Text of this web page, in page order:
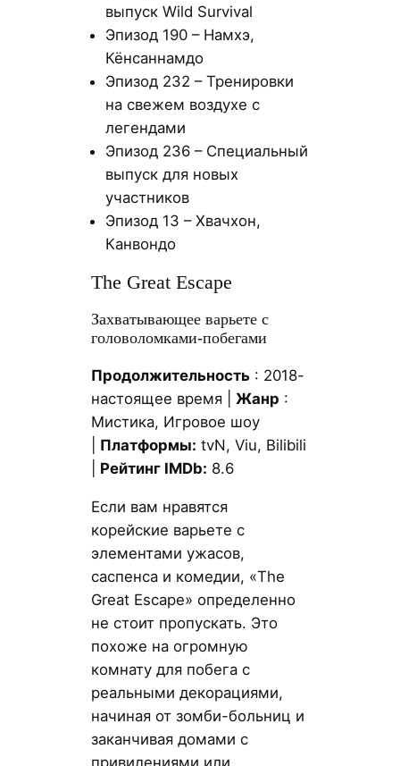
выпуск Wild Survival
Эпизод 190 – Намхэ,
Кёнсаннамдо
Эпизод 232 – Тренировки
на свежем воздухе с
легендами
Эпизод 236 – Специальный
выпуск для новых
участников
Эпизод 13 – Хвачхон,
Канвондо
The Great Escape
Захватывающее варьете с
головоломками-побегами
Продолжительность: 2018-
настоящее время | Жанр :
Мистика, Игровое шоу
Платформы: tvN, Viu, Bilibili
Рейтинг IMDb: 8.6
Если вам нравятся
корейские варьете с
элементами ужасов,
саспенса и комедии, «The
Great Escape» определенно
не стоит пропускать. Это
похоже на огромную
комнату для побега с
реальными декорациями,
начиная от зомби-больниц и
заканчивая домами с
привидениями или